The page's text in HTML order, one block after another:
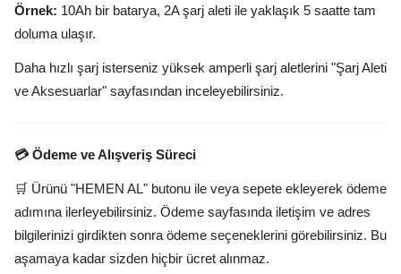
Örnek: 10Ah bir batarya, 2A şarj aleti ile yaklaşık 5 saatte tam
doluma ulaşır.
Daha hızlı şarj isterseniz yüksek amperli şarj aletlerini "Şarj Aleti
ve Aksesuarlar" sayfasından inceleyebilirsiniz.
💳 Ödeme ve Alışveriş Süreci
🛒 Ürünü "HEMEN AL" butonu ile veya sepete ekleyerek ödeme
adımına ilerleyebilirsiniz. Ödeme sayfasında iletişim ve adres
bilgilerinizi girdikten sonra ödeme seçeneklerini görebilirsiniz. Bu
aşamaya kadar sizden hiçbir ücret alınmaz.